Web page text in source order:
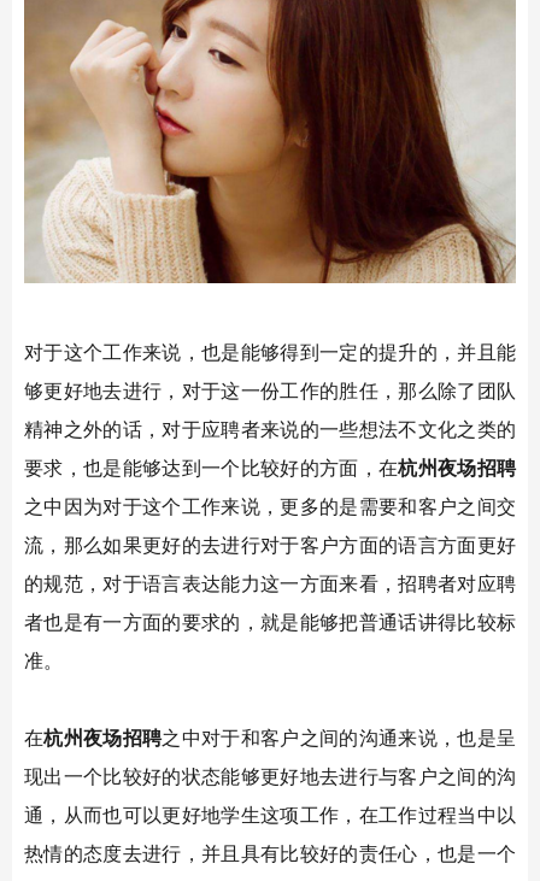
对于这个工作来说，也是能够得到一定的提升的，并且能
够更好地去进行，对于这一份工作的胜任，那么除了团队
精神之外的话，对于应聘者来说的一些想法不文化之类的
要求，也是能够达到一个比较好的方面，在杭州夜场招聘
之中因为对于这个工作来说，更多的是需要和客户之间交
流，那么如果更好的去进行对于客户方面的语言方面更好
的规范，对于语言表达能力这一方面来看，招聘者对应聘
者也是有一方面的要求的，就是能够把普通话讲得比较标
准。
在杭州夜场招聘之中对于和客户之间的沟通来说，也是呈
现出一个比较好的状态能够更好地去进行与客户之间的沟
通，从而也可以更好地学生这项工作，在工作过程当中以
热情的态度去进行，并且具有比较好的责任心，也是一个